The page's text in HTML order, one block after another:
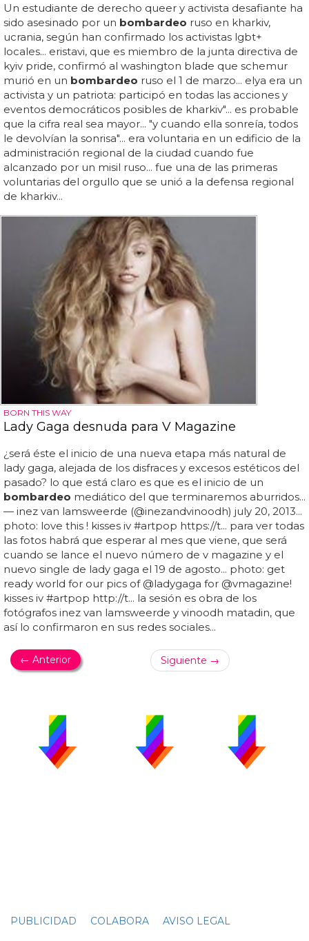
Un estudiante de derecho queer y activista desafiante ha
sido asesinado por un bombardeo ruso en kharkiv,
ucrania, según han confirmado los activistas lgbt+
locales... eristavi, que es miembro de la junta directiva de
kyiv pride, confirmó al washington blade que schemur
murió en un bombardeo ruso el 1 de marzo... elya era un
activista y un patriota: participó en todas las acciones y
eventos democráticos posibles de kharkiv"... es probable
que la cifra real sea mayor... "y cuando ella sonreía, todos
le devolvían la sonrisa"... era voluntaria en un edificio de la
administración regional de la ciudad cuando fue
alcanzado por un misil ruso... fue una de las primeras
voluntarias del orgullo que se unió a la defensa regional
de kharkiv...
BORN THIS WAY
Lady Gaga desnuda para V Magazine
¿será éste el inicio de una nueva etapa más natural de
lady gaga, alejada de los disfraces y excesos estéticos del
pasado? lo que está claro es que es el inicio de un
bombardeo mediático del que terminaremos aburridos...
— inez van lamsweerde (@inezandvinoodh) july 20, 2013...
photo: love this ! kisses iv #artpop https://t... para ver todas
las fotos habrá que esperar al mes que viene, que será
cuando se lance el nuevo número de v magazine y el
nuevo single de lady gaga el 19 de agosto... photo: get
ready world for our pics of @ladygaga for @vmagazine!
kisses iv #artpop http://t... la sesión es obra de los
fotógrafos inez van lamsweerde y vinoodh matadin, que
así lo confirmaron en sus redes sociales...
← Anterior Siguiente →
PUBLICIDAD COLABORA
AVISO LEGAL